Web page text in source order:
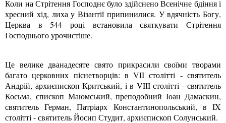
Коли на Стрітення Господнє було здійснено Всенічне бдіння і
хресний хід, лиха у Візантії припинилися. У вдячність Богу,
Церква в 544 році встановила святкувати Стрітення
Господнього урочистіше.
Це велике дванадесяте свято прикрасили своїми творами
багато церковних піснетворців: в VII столітті - святитель
Андрій, архиєпископ Критський, і в VIII столітті - святитель
Косьма, єпископ Маюмський, преподобний Іоан Дамаскин,
святитель Герман, Патріарх Константинопольський, в IX
столітті - святитель Йосип Студит, архиєпископ Солунський.